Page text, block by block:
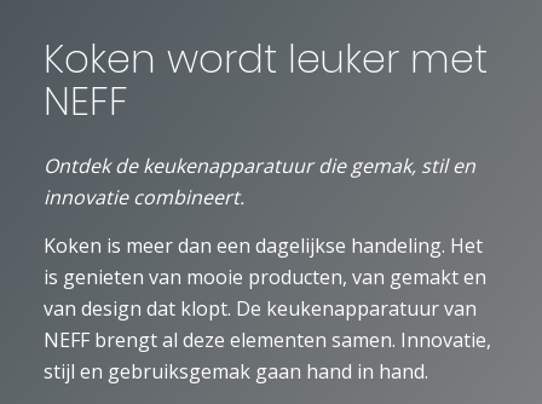
Koken wordt leuker met
NEFF
Ontdek de keukenapparatuur die gemak, stil en
innovatie combineert.
Koken is meer dan een dagelijkse handeling. Het
is genieten van mooie producten, van gemakt en
van design dat klopt. De keukenapparatuur van
NEFF brengt al deze elementen samen. Innovatie,
stijl en gebruiksgemak gaan hand in hand.